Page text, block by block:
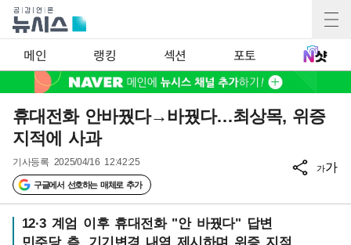
메인 랭킹 섹션 포토
휴대전화 안바꿨다→바꿨다…최상목, 위증
지적에 사과
기사등록 2025/04/16 12:42:25
구글에서 선호하는 매체로 추가
가가
12·3 계엄 이후 휴대전화 "안 바꿨다" 답변